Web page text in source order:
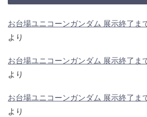
お台場ユニコーンガンダム 展示終了ま
より
お台場ユニコーンガンダム 展示終了ま
より
お台場ユニコーンガンダム 展示終了ま
より